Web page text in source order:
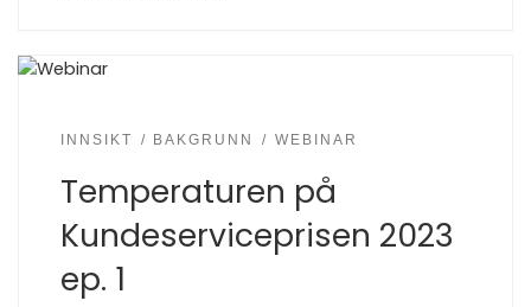
INNSIKT BAKGRUNN WEBINAR
Temperaturen på
Kundeserviceprisen 2023
ep. 1